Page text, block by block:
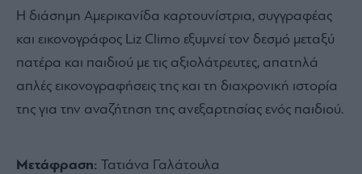
Η διάσημη Αμερικανίδα καρτουνίστρια, συγγραφέας
και εικονογράφος Liz Climo εξυμνεί τον δεσμό μεταξύ
πατέρα και παιδιού με τις αξιολάτρευτες, απατηλά
απλές εικονογραφήσεις της και τη διαχρονική ιστορία
της για την αναζήτηση της ανεξαρτησίας ενός παιδιού.
Μετάφραση: Τατιάνα Γαλάτουλα